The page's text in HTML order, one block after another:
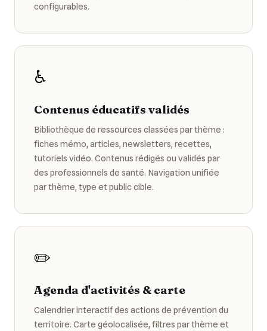
configurables.
♿
Contenus éducatifs validés
Bibliothèque de ressources classées par thème :
fiches mémo, articles, newsletters, recettes,
tutoriels vidéo. Contenus rédigés ou validés par
des professionnels de santé. Navigation unifiée
par thème, type et public cible.
✏️
Agenda d'activités & carte
Calendrier interactif des actions de prévention du
territoire. Carte géolocalisée, filtres par thème et